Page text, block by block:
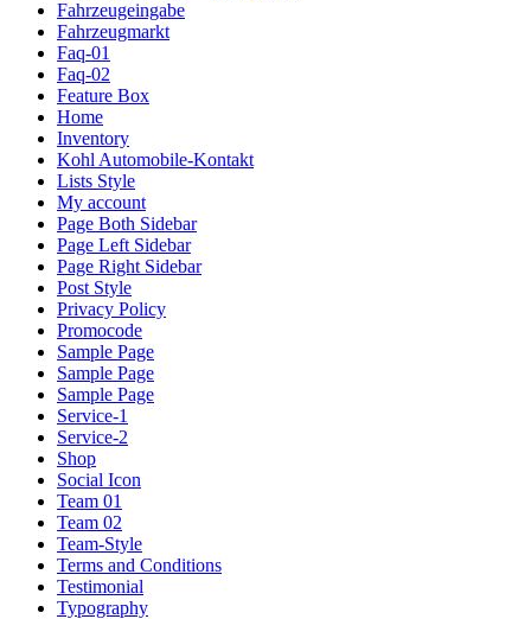
Fahrzeugeingabe
Fahrzeugmarkt
Faq-01
Faq-02
Feature Box
Home
Inventory
Kohl Automobile-Kontakt
Lists Style
My account
Page Both Sidebar
Page Left Sidebar
Page Right Sidebar
Post Style
Privacy Policy
Promocode
Sample Page
Sample Page
Sample Page
Service-1
Service-2
Shop
Social Icon
Team 01
Team 02
Team-Style
Terms and Conditions
Testimonial
Typography